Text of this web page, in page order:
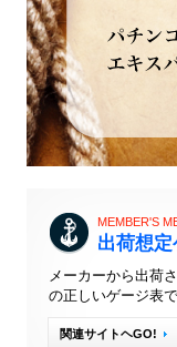
MEMBER'S
出荷想
メーカーから出荷
の正しいゲージ表で
関連サイトヘGO!